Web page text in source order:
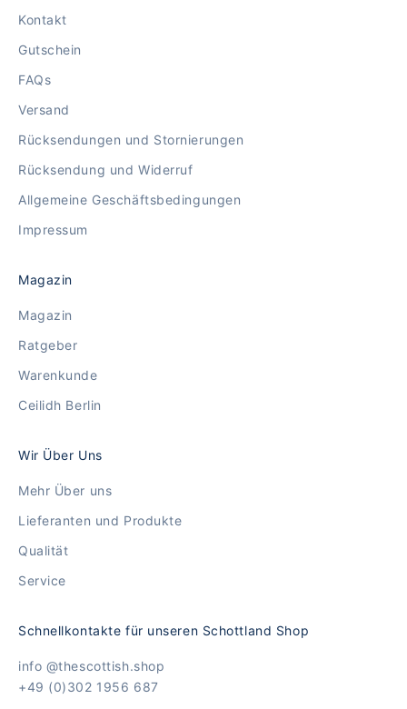
Kontakt
Gutschein
FAQs
Versand
Rücksendungen und Stornierungen
Rücksendung und Widerruf
Allgemeine Geschäftsbedingungen
Impressum
Magazin
Magazin
Ratgeber
Warenkunde
Ceilidh Berlin
Wir Über Uns
Mehr Über uns
Lieferanten und Produkte
Qualität
Service
Schnellkontakte für unseren Schottland Shop
info @thescottish.shop
+49 (0)302 1956 687